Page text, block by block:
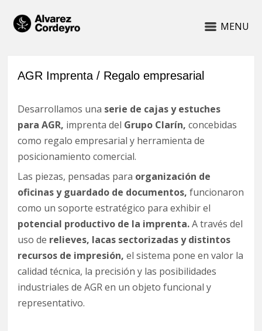
MENU
AGR Imprenta / Regalo empresarial
Desarrollamos una serie de cajas y estuches
para AGR, imprenta del Grupo Clarín, concebidas
como regalo empresarial y herramienta de
posicionamiento comercial.
Las piezas, pensadas para organización de
oficinas y guardado de documentos, funcionaron
como un soporte estratégico para exhibir el
potencial productivo de la imprenta.A través del
uso de relieves, lacas sectorizadas y distintos
recursos de impresión, el sistema pone en valor la
calidad técnica, la precisión y las posibilidades
industriales de AGR en un objeto funcional y
representativo.